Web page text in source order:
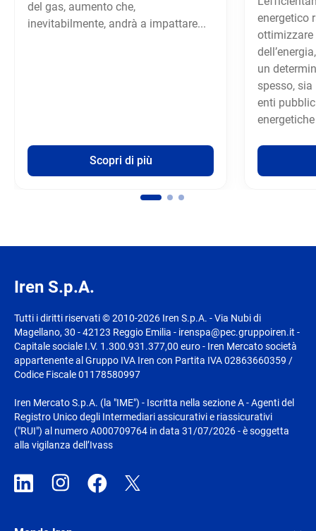
del gas, aumento che,
inevitabilmente, andrà a impattare...
Scopri di più
energetico
un
spesso,
enti
Iren S.p.A.
Tutti i diritti riservati © 2010-2026 Iren S.p.A. - Via Nubi di
Magellano, 30 - 42123 Reggio Emilia - irenspa@pec.gruppoiren.it -
Capitale sociale I.V. 1.300.931.377,00 euro - Iren Mercato società
appartenente al Gruppo IVA Iren con Partita IVA 02863660359 /
Codice Fiscale 01178580997
Iren Mercato S.p.A. (la "IME") - Iscritta nella sezione A - Agenti del
Registro Unico degli Intermediari assicurativi e riassicurativi
("RUI") al numero A000709764 in data 31/07/2026 - è soggetta
alla vigilanza dell’Ivass